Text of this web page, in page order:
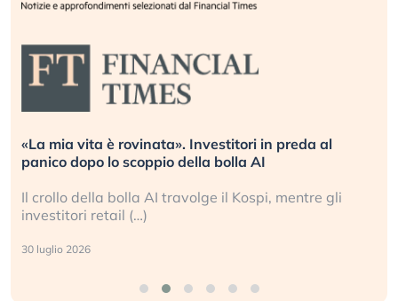
«La mia vita è rovinata». Investitori in preda al
panico dopo lo scoppio della bolla AI
Il crollo della bolla AI travolge il Kospi, mentre gli
investitori retail (…)
30 luglio 2026